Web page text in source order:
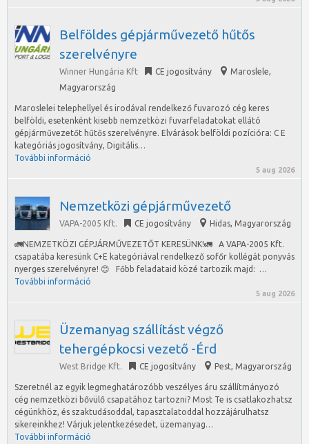
Belföldes gépjárművezető hűtős
szerelvényre
Winner Hungária Kft CE jogosítvány Maroslele,
Magyarország
Maroslelei telephellyel és irodával rendelkező fuvarozó cég keres
belföldi, esetenként kisebb nemzetközi fuvarfeladatokat ellátó
gépjárművezetőt hűtős szerelvényre. Elvárások belföldi pozícióra: C E
kategóriás jogosítvány, Digitális…
További információ
5 aug 2026
Nemzetközi gépjárművezető
VAPA-2005 Kft. CE jogosítvány Hidas, Magyarország
🚛NEMZETKÖZI GÉPJÁRMŰVEZETŐT KERESÜNK!🚛 A VAPA-2005 Kft.
csapatába keresünk C+E kategóriával rendelkező sofőr kollégát ponyvás
nyerges szerelvényre! 😊 Főbb feladataid közé tartozik majd: …
További információ
5 aug 2026
Üzemanyag szállítást végző
tehergépkocsi vezető -Érd
West Bridge Kft. CE jogosítvány Pest, Magyarország
Szeretnél az egyik legmeghatározóbb veszélyes áru szállítmányozó
cég nemzetközi bővülő csapatához tartozni? Most Te is csatlakozhatsz
cégünkhöz, és szaktudásoddal, tapasztalatoddal hozzájárulhatsz
sikereinkhez! Várjuk jelentkezésedet, üzemanyag…
További információ